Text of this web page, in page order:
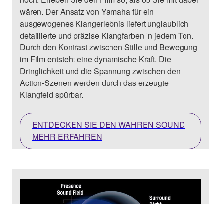
wären. Der Ansatz von Yamaha für ein
ausgewogenes Klangerlebnis liefert unglaublich
detaillierte und präzise Klangfarben in jedem Ton.
Durch den Kontrast zwischen Stille und Bewegung
im Film entsteht eine dynamische Kraft. Die
Dringlichkeit und die Spannung zwischen den
Action-Szenen werden durch das erzeugte
Klangfeld spürbar.
ENTDECKEN SIE DEN WAHREN SOUND
MEHR ERFAHREN